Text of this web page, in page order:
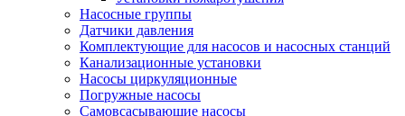
Насосные группы
Датчики давления
Комплектующие для насосов и насосных станций
Канализационные установки
Насосы циркуляционные
Погружные насосы
Самовсасывающие насосы